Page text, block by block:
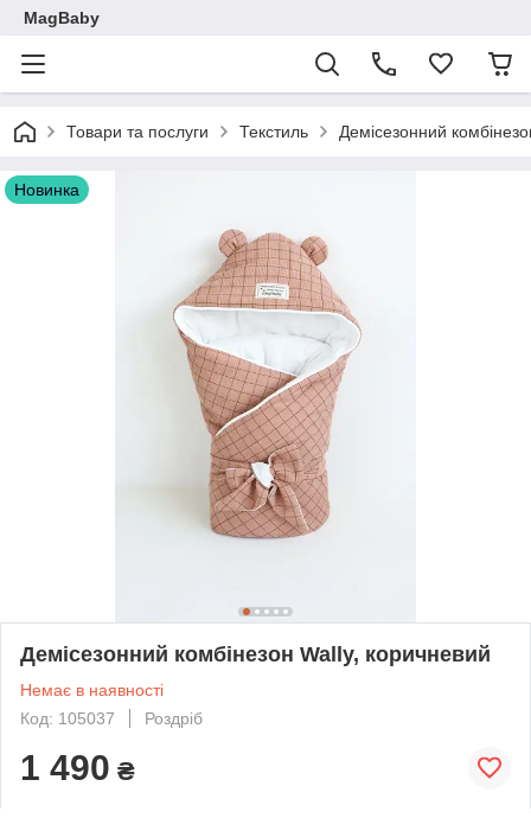
MagBaby
Товари та послуги Текстиль Демісезонний
Новинка
Демісезонний комбінезон Wally, коричневий
Немає в наявності
Код: 105037
Роздріб
1 490 ₴